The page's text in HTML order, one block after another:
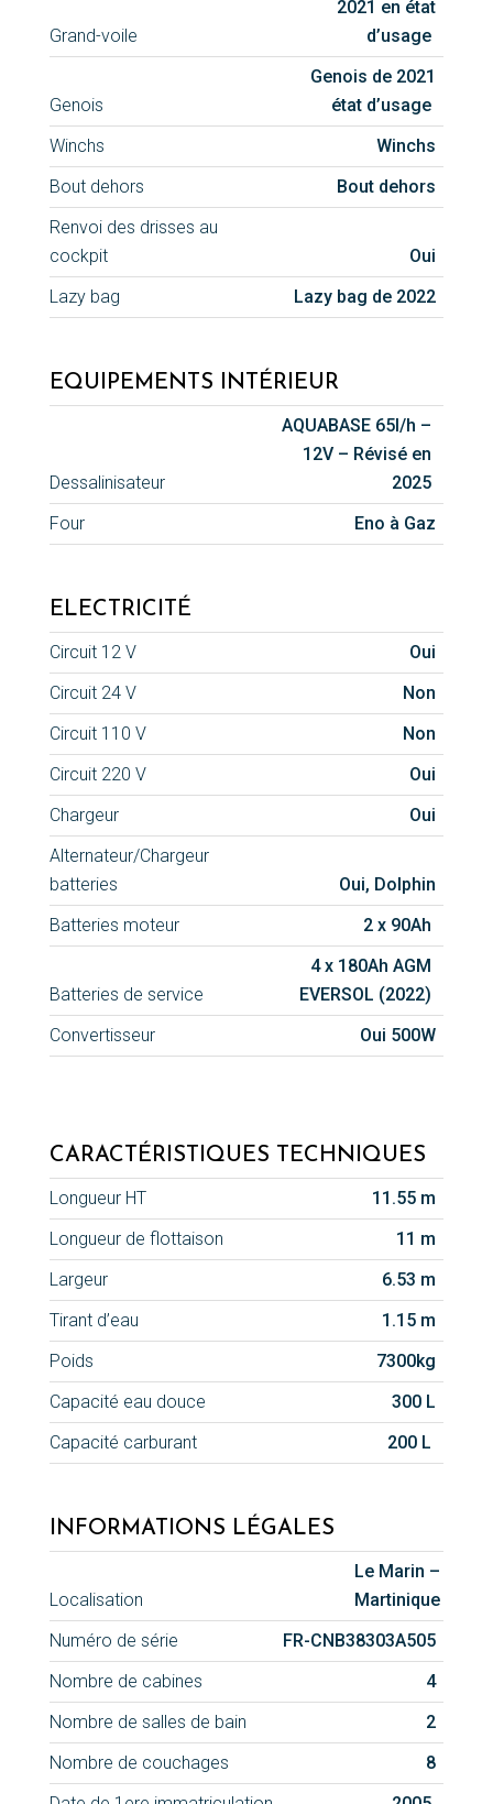
Grand-voile
2021 en état
d’usage
Genois
Genois de 2021
état d’usage
Winchs
Winchs
Bout dehors
Bout dehors
Renvoi des drisses au
cockpit
Oui
Lazy bag
Lazy bag de 2022
EQUIPEMENTS INTÉRIEUR
Dessalinisateur
AQUABASE 65l/h –
12V – Révisé en
2025
Four
Eno à Gaz
ELECTRICITÉ
Circuit 12 V
Oui
Circuit 24 V
Non
Circuit 110 V
Non
Circuit 220 V
Oui
Chargeur
Oui
Alternateur/Chargeur
batteries
Oui, Dolphin
Batteries moteur
2 x 90Ah
Batteries de service
4 x 180Ah AGM
EVERSOL (2022)
Convertisseur
Oui 500W
CARACTÉRISTIQUES TECHNIQUES
Longueur HT
11.55 m
Longueur de flottaison
11 m
Largeur
6.53 m
Tirant d’eau
1.15 m
Poids
7300kg
Capacité eau douce
300 L
Capacité carburant
200 L
INFORMATIONS LÉGALES
Localisation
Le Marin –
Martinique
Numéro de série
FR-CNB38303A505
Nombre de cabines
4
Nombre de salles de bain
2
Nombre de couchages
8